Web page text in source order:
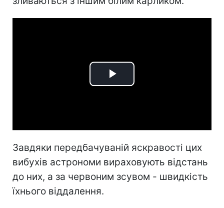
Play
Завдяки передбачуваній яскравості цих
вибухів астрономи вираховують відстань
до них, а за червоним зсувом - швидкість
їхнього віддалення.